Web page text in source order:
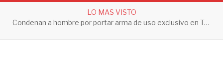
LO MAS VISTO
Condenan a hombre por portar arma de uso exclusivo en Tepic